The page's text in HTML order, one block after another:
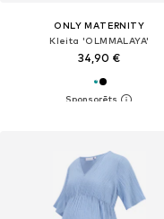
ONLY MATERNITY
Kleita 'OLMMALAYA'
34,90 €